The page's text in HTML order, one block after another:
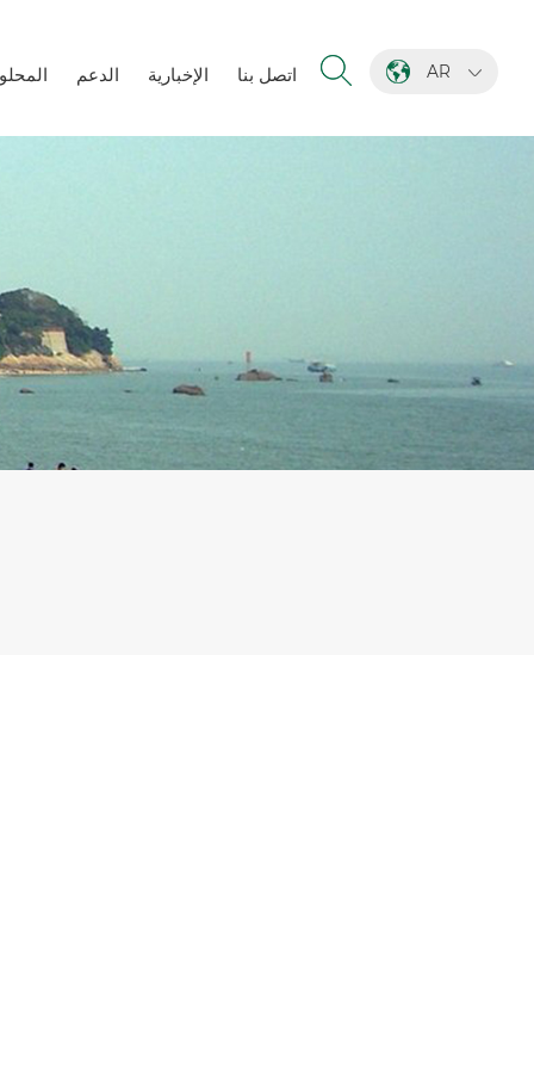
AR الدعم الإخبارية اتصل بنا